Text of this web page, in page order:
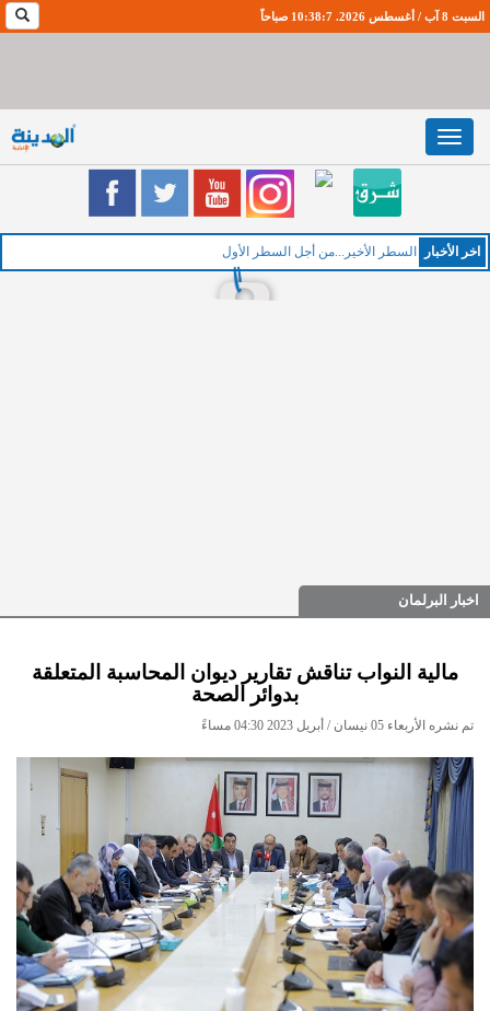
السبت 8 آب / أغسطس 2026. 10:38:8 صباحاً
Toggle
navigation
اخر اﻷخبار السطر الأخير...من أجل السطر الأول
اخبار البرلمان
مالية النواب تناقش تقارير ديوان المحاسبة المتعلقة
بدوائر الصحة
تم نشره الأربعاء 05 نيسان / أبريل 2023 04:30 مساءً